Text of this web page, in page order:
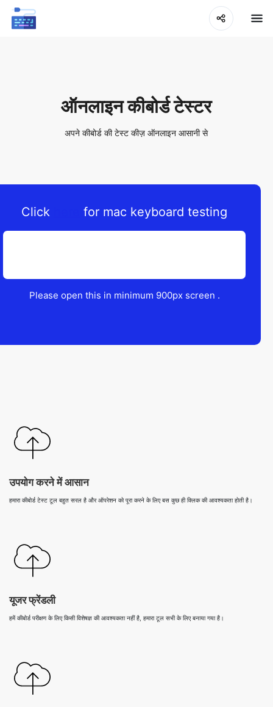
ऑनलाइन कीबोर्ड टेस्टर
अपने कीबोर्ड की टेस्ट कीज़ ऑनलाइन आसानी से
Click for mac keyboard testing
Please open this in minimum 900px screen .
उपयोग करने में आसान
हमारा कीबोर्ड टेस्ट टूल बहुत सरल है और ऑपरेशन को पूरा करने के लिए बस कुछ ही क्लिक की आवश्यकता होती है।
यूजर फ्रेंडली
हमें कीबोर्ड परीक्षण के लिए किसी विशेषज्ञ की आवश्यकता नहीं है, हमारा टूल सभी के लिए बनाया गया है।